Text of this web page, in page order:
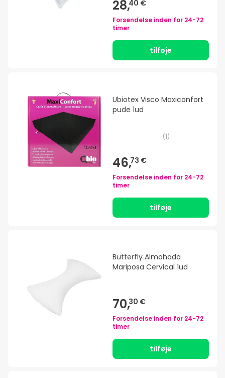
28,40 €
Forsendelse inden for 24-72
timer
tilføje
Ubiotex Visco Maxiconfort
pude 1ud
(1)
46,73 €
Forsendelse inden for 24-72
timer
tilføje
Butterfly Almohada
Mariposa Cervical 1ud
70,30 €
Forsendelse inden for 24-72
timer
tilføje